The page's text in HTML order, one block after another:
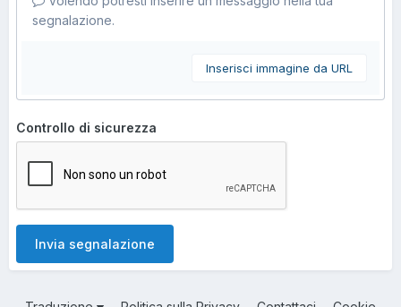
segnalazione.
Inserisci immagine da URL
Controllo di sicurezza
Invia segnalazione